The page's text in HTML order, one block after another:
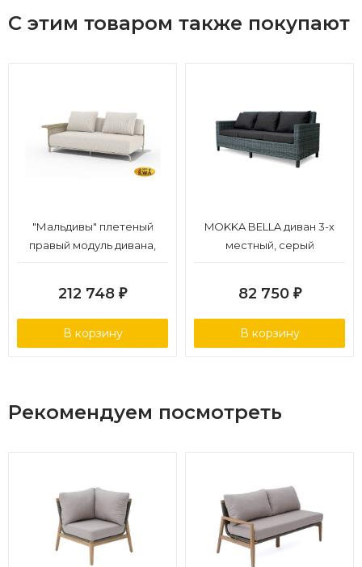
защиты A4)
С этим товаром также покупают
"Мальдивы" плетеный
правый модуль дивана,
212 748 ₽
В корзину
MOKKA BELLA диван 3-х
местный, серый
82 750 ₽
В корзину
Рекомендуем посмотреть